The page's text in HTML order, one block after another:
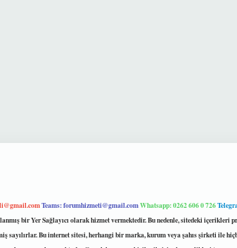
Teams:forumhizmeti@gmail.comWhatsapp: 0262 606 0 726
bir Yer Sağlayıcı olarak hizmet vermektedir. Bu nedenle, sitedeki
Bu internet sitesi, herhangi bir marka, kurum veya şahıs şirketi ile